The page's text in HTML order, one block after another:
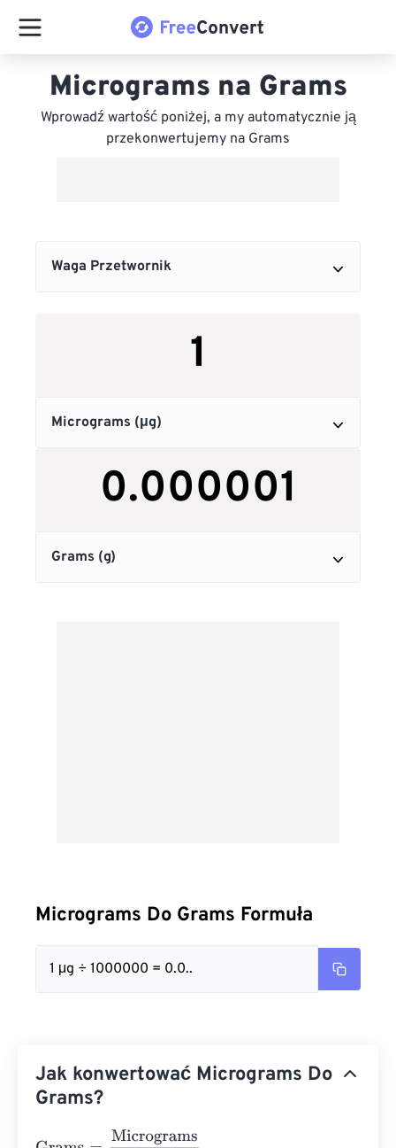
Micrograms na Grams
Wprowadź wartość poniżej, a my automatycznie ją
przekonwertujemy na Grams
Micrograms Do Grams Formuła
1 μg ÷ 1000000 = 0.0..
Jak konwertować Micrograms Do
Grams?
Grams Micrograms1000000